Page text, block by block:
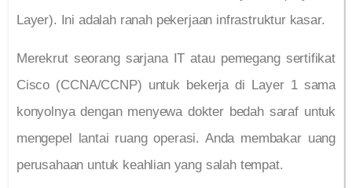
Layer). Ini adalah ranah pekerjaan infrastruktur kasar.
Merekrut seorang sarjana IT atau pemegang sertifikat
Cisco (CCNA/CCNP) untuk bekerja di Layer 1 sama
konyolnya dengan menyewa dokter bedah saraf untuk
mengepel lantai ruang operasi. Anda membakar uang
perusahaan untuk keahlian yang salah tempat.